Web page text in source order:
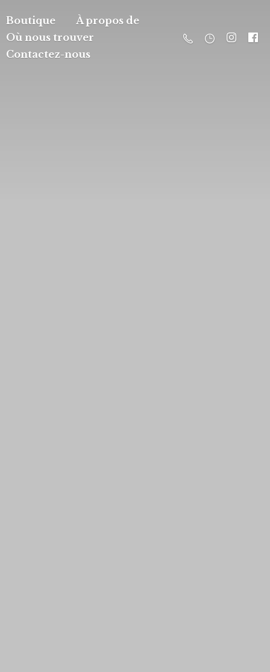
Boutique
À propos de
Où nous trouver
Contactez-nous